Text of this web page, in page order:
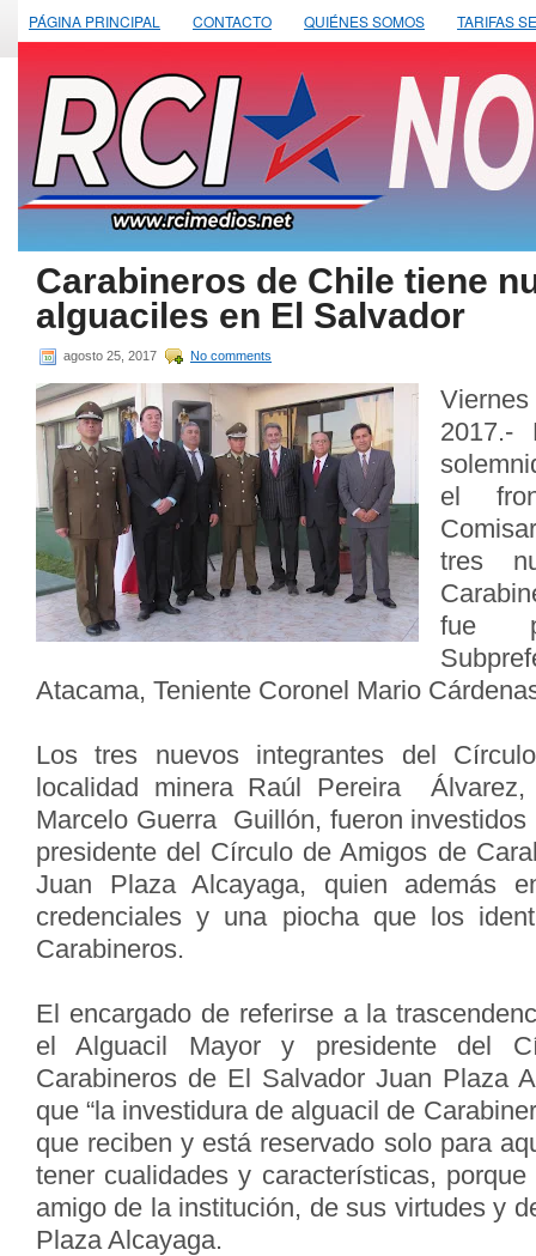
PÁGINA PRINCIPAL CONTACTO QUIÉNES SOMOS TARIFAS
Carabineros de Chile tiene
alguaciles en El Salvador
agosto 25, 2017 No comments
2017.-
el
tres
fue
Atacama, Teniente Coronel Mario
Los tres nuevos integrantes del
localidad minera Raúl Pereira
Marcelo Guerra Guillón, fueron
presidente del Círculo de Amigos de
Juan Plaza Alcayaga, quien además
credenciales y una piocha que los
Carabineros.
El encargado de referirse a la
el Alguacil Mayor y presidente del
Carabineros de El Salvador Juan Plaza
que “la investidura de alguacil de
que reciben y está reservado solo para
tener cualidades y características,
amigo de la institución, de sus virtudes y
Plaza Alcayaga.